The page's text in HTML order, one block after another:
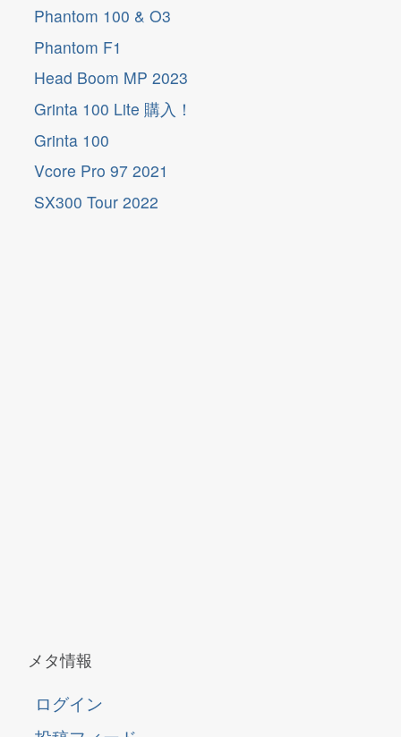
Phantom 100 & O3
Phantom F1
Head Boom MP 2023
Grinta 100 Lite 購入！
Grinta 100
Vcore Pro 97 2021
SX300 Tour 2022
メタ情報
ログイン